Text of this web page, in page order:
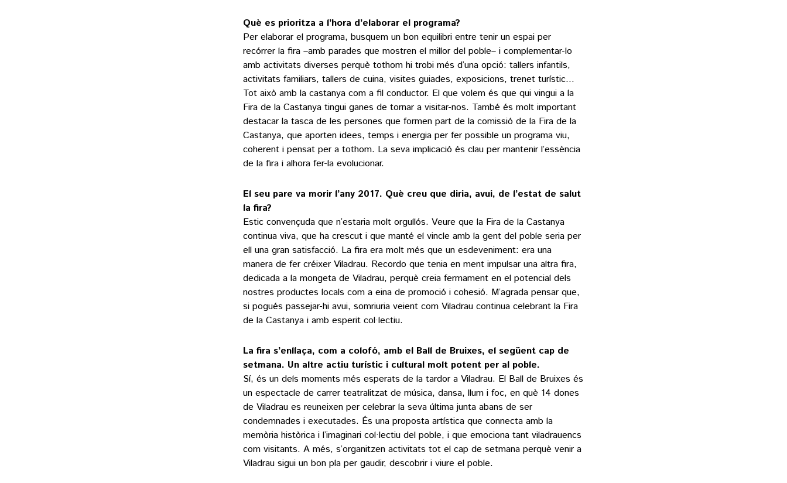
Què es prioritza a l’hora d’elaborar el programa?
Per elaborar el programa, busquem un bon equilibri entre tenir un espai per
recórrer la fira –amb parades que mostren el millor del poble– i complementar-lo
amb activitats diverses perquè tothom hi trobi més d’una opció: tallers infantils,
activitats familiars, tallers de cuina, visites guiades, exposicions, trenet turístic…
Tot això amb la castanya com a fil conductor. El que volem és que qui vingui a la
Fira de la Castanya tingui ganes de tornar a visitar-nos. També és molt important
destacar la tasca de les persones que formen part de la comissió de la Fira de la
Castanya, que aporten idees, temps i energia per fer possible un programa viu,
coherent i pensat per a tothom. La seva implicació és clau per mantenir l’essència
de la fira i alhora fer-la evolucionar.
El seu pare va morir l’any 2017. Què creu que diria, avui, de l’estat de salut
la fira?
Estic convençuda que n’estaria molt orgullós. Veure que la Fira de la Castanya
continua viva, que ha crescut i que manté el vincle amb la gent del poble seria per
ell una gran satisfacció. La fira era molt més que un esdeveniment: era una
manera de fer créixer Viladrau. Recordo que tenia en ment impulsar una altra fira,
dedicada a la mongeta de Viladrau, perquè creia fermament en el potencial dels
nostres productes locals com a eina de promoció i cohesió. M’agrada pensar que,
si pogués passejar-hi avui, somriuria veient com Viladrau continua celebrant la Fira
de la Castanya i amb esperit col·lectiu.
La fira s’enllaça, com a colofó, amb el Ball de Bruixes, el següent cap de
setmana. Un altre actiu turístic i cultural molt potent per al poble.
Sí, és un dels moments més esperats de la tardor a Viladrau. El Ball de Bruixes és
un espectacle de carrer teatralitzat de música, dansa, llum i foc, en què 14 dones
de Viladrau es reuneixen per celebrar la seva última junta abans de ser
condemnades i executades. És una proposta artística que connecta amb la
memòria històrica i l’imaginari col·lectiu del poble, i que emociona tant viladrauencs
com visitants. A més, s’organitzen activitats tot el cap de setmana perquè venir a
Viladrau sigui un bon pla per gaudir, descobrir i viure el poble.